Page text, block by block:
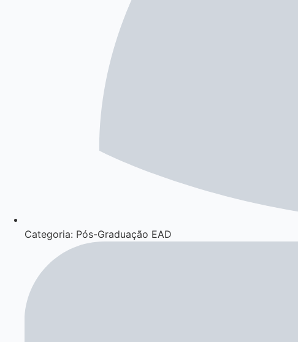
Categoria: Pós-Graduação EAD